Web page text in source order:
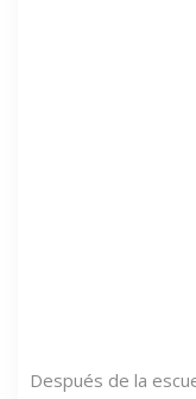
Después de la